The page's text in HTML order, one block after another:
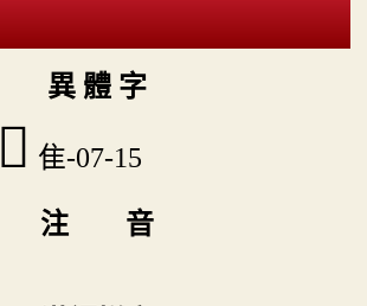
異 體 字
𨿘 隹-07-15
注 音